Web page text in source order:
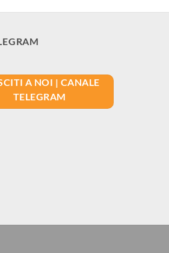
A NOI | CANALE
TELEGRAM